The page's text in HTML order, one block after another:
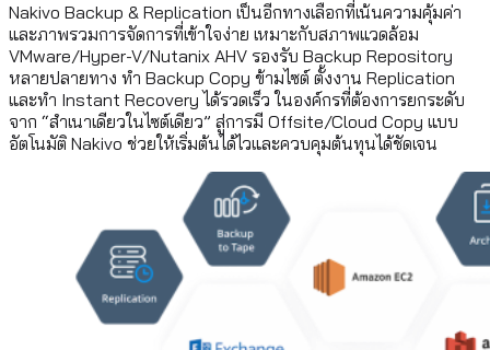
Nakivo Backup & Replication เป็นอีกทางเลือกที่เน้นความคุ้มค่า
และภาพรวมการจัดการที่เข้าใจง่าย เหมาะกับสภาพแวดล้อม
VMware/Hyper-V/Nutanix AHV รองรับ Backup Repository
หลายปลายทาง ทำ Backup Copy ข้ามไซต์ ตั้งงาน Replication
และทำ Instant Recovery ได้รวดเร็ว ในองค์กรที่ต้องการยกระดับ
จาก “สำเนาเดียวในไซต์เดียว” สู่การมี Offsite/Cloud Copy แบบ
อัตโนมัติ Nakivo ช่วยให้เริ่มต้นได้ไวและควบคุมต้นทุนได้ชัดเจน